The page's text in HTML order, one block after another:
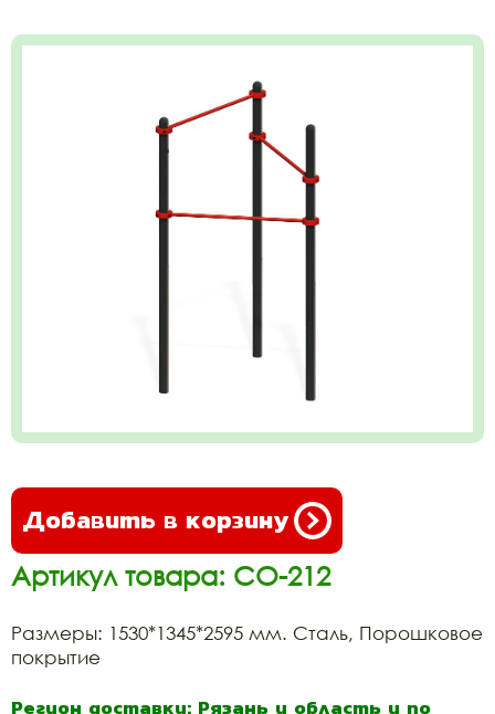
Добавить в корзину
Артикул товара: СО-212
Размеры: 1530*1345*2595 мм. Сталь, Порошковое
покрытие
Регион доставки: Рязань и область и по